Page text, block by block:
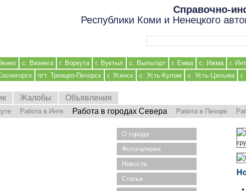
Справочно-
Республики Коми и Ненецкого
с. Визинга г. Воркута г. Вуктыл с. Выльгорт г. Емва с. Ижма г.
пгт. Троицко-Печорск г. Усинск с. Усть-Кулом с. Усть-Цильма
Жалобы Объявления
Работа в Инте Работа в городах Севера Работа в Печоре
О городе
Фотогалерея
Новости
Статьи